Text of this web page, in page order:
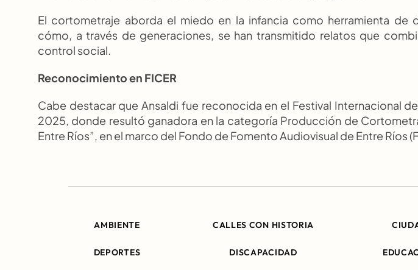
El cortometraje aborda el miedo en la infancia como herramienta de
cómo, a través de generaciones, se han transmitido relatos que
control social.
Reconocimiento en FICER
Cabe destacar que Ansaldi fue reconocida en el Festival Internacional
2025, donde resultó ganadora en la categoría Producción de
Entre Ríos”, en el marco del Fondo de Fomento Audiovisual de Entre Ríos
AMBIENTE CALLES CON HISTORIA
DEPORTES DISCAPACIDAD